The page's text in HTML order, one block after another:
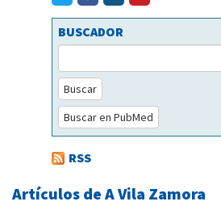
BUSCADOR
Buscar
Buscar en PubMed
RSS
Artículos de A Vila Zamora